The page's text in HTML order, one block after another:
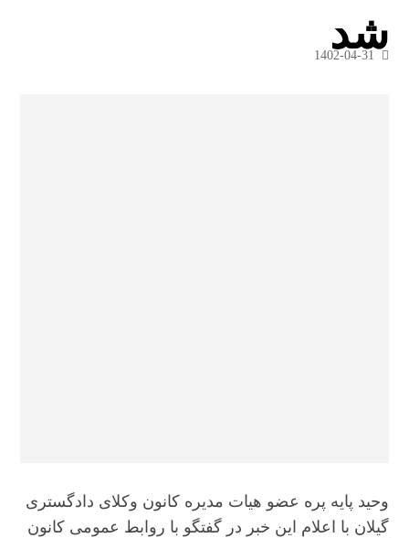
شد
1402-04-31
وحید پایه ‌پره عضو هیات مدیره کانون وکلای دادگستری
گیلان با اعلام این خبر در گفتگو با روابط عمومی کانون